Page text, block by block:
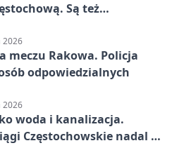
Są też
2026
meczu Rakowa. Policja
odpowiedzialnych
2026
woda i kanalizacja.
Częstochowskie nadal w